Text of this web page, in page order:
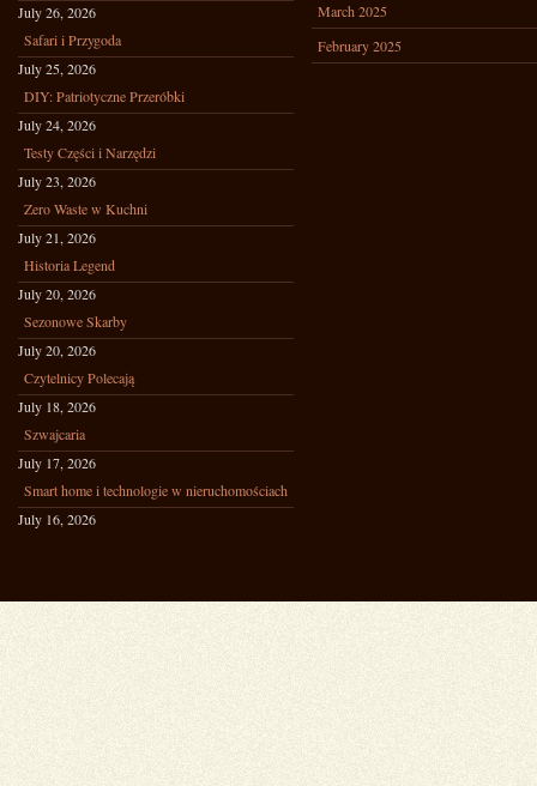
July 26, 2026
Safari i Przygoda
July 25, 2026
DIY: Patriotyczne Przeróbki
July 24, 2026
Testy Części i Narzędzi
July 23, 2026
Zero Waste w Kuchni
July 21, 2026
Historia Legend
July 20, 2026
Sezonowe Skarby
July 20, 2026
Czytelnicy Polecają
July 18, 2026
Szwajcaria
July 17, 2026
Smart home i technologie w nieruchomościach
July 16, 2026
March 2025
February 2025